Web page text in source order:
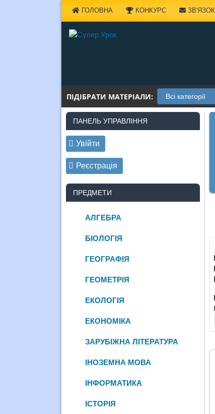
ГОЛОВНА КОНКУРС ЗВ'ЯЗОК
ПІДІБРАТИ МАТЕРІАЛИ:
ПАНЕЛЬ УПРАВЛІННЯ
Увійти
Реєстрація
ПРЕДМЕТИ
АЛГЕБРА
БІОЛОГІЯ
ГЕОГРАФІЯ
ГЕОМЕТРІЯ
ЕКОЛОГІЯ
ЕКОНОМІКА
ЗАРУБІЖНА ЛІТЕРАТУРА
ІНОЗЕМНА МОВА
ІНФОРМАТИКА
ІСТОРІЯ